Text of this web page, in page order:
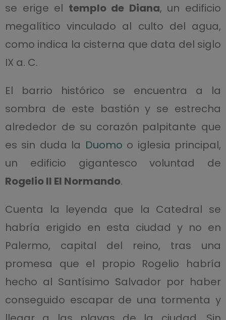
se erige el templo de Diana, un edificio
megalítico vinculado al culto del agua,
como indica la cisterna que data del siglo
IX a. C.
El barrio histórico se encuentra a la
sombra de este bastión y se estrecha
alrededor de su corazón palpitante que
es sin duda la Duomo o iglesia principal,
un edificio gigantesco voluntad de
Rogelio II El Normando.
Cuenta la leyenda que la Catedral se
habría erigido en esta ciudad y no en
Palermo, capital del reino, tras una
promesa que el propio Rogelio habría
hecho al Santísimo Salvador por haber
conseguido escapar de una tormenta y